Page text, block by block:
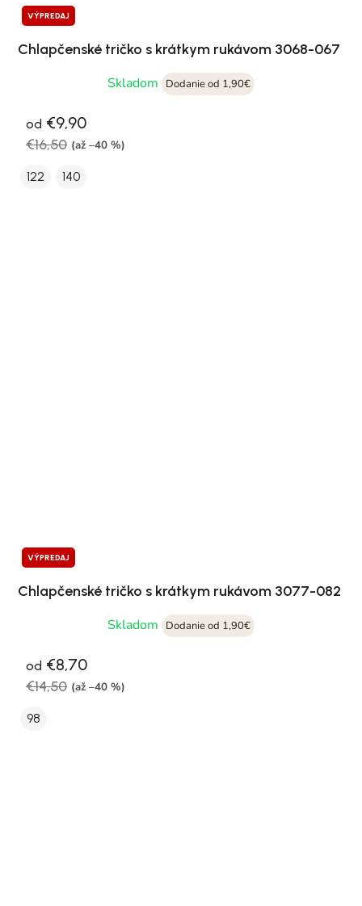
VÝPREDAJ
Chlapčenské tričko s krátkym rukávom 3068-067
Skladom
Dodanie od 1,90€
od €9,90
€16,50 (až –40 %)
122 140
VÝPREDAJ
Chlapčenské tričko s krátkym rukávom 3077-082
Skladom
Dodanie od 1,90€
od €8,70
€14,50 (až –40 %)
98